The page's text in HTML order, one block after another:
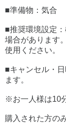
■準備物：気合
■推奨環境設定
場合があります
使用ください。
■キャンセル・
ます。
※お一人様は10
購入された方の